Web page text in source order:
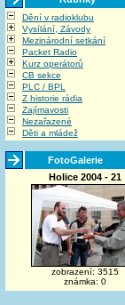
Dění v radioklubu
Vysílání, Závody
Mezinárodní setkání
Packet Radio
Kurz operátorů
CB sekce
PLC / BPL
Z historie rádia
Zajímavosti
Nezařazené
Děti a mládež
FotoGalerie
Holice 2004 - 21
zobrazení: 3515
známka: 0